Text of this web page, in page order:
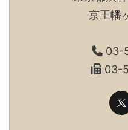
京王幡
03-
03-